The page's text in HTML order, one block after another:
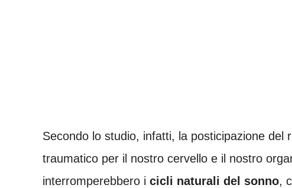
Secondo lo studio, infatti, la posticipazione del
traumatico per il nostro cervello e il nostro
interromperebbero i cicli naturali del sonno,